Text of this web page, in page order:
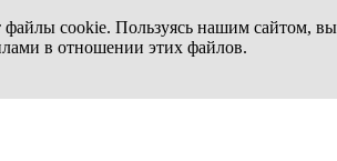
файлы cookie. Пользуясь нашим сайтом, вы
в отношении этих файлов.